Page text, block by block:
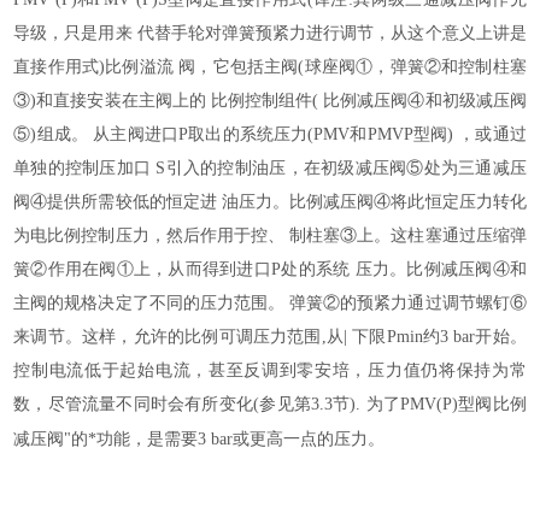
导级，只是用来 代替手轮对弹簧预紧力进行调节，从这个意义上讲是
直接作用式)比例溢流 阀，它包括主阀(球座阀①，弹簧②和控制柱塞
③)和直接安装在主阀上的 比例控制组件( 比例减压阀④和初级减压阀
⑤)组成。 从主阀进口P取出的系统压力(PMV和PMVP型阀) ，或通过
单独的控制压加口 S引入的控制油压，在初级减压阀⑤处为三通减压
阀④提供所需较低的恒定进 油压力。比例减压阀④将此恒定压力转化
为电比例控制压力，然后作用于控、 制柱塞③上。这柱塞通过压缩弹
簧②作用在阀①上，从而得到进口P处的系统 压力。比例减压阀④和
主阀的规格决定了不同的压力范围。 弹簧②的预紧力通过调节螺钉⑥
来调节。这样，允许的比例可调压力范围,从| 下限Pmin约3 bar开始。
控制电流低于起始电流，甚至反调到零安培，压力值仍将保持为常
数，尽管流量不同时会有所变化(参见第3.3节). 为了PMV(P)型阀比例
减压阀"的*功能，是需要3 bar或更高一点的压力。